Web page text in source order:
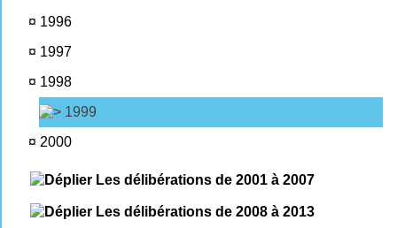
¤ 1996
¤ 1997
¤ 1998
1999
¤ 2000
Les délibérations de 2001 à 2007
Les délibérations de 2008 à 2013